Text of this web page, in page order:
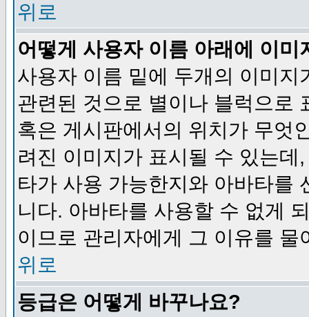
위로
어떻게 사용자 이름 아래에 이미
사용자 이름 밑에 두개의 이미
관련된 것으로 별이나 블럭으로
혹은 게시판에서의 위치가 무엇
려진 이미지가 표시될 수 있는
타가 사용 가능한지와 아바타를
니다. 아바타를 사용할 수 없게
이므로 관리자에게 그 이유를 물
위로
등급은 어떻게 바꾸나요?